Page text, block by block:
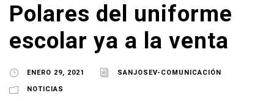
Polares del uniforme
escolar ya a la venta
ENERO 29, 2021 SANJOSEV-COMUNICACIÓN
NOTICIAS